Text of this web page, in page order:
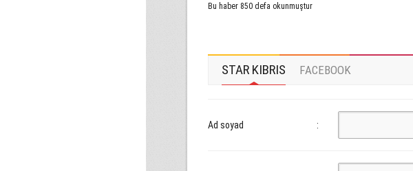
Bu haber 850 defa okunmuştur
STAR KIBRIS FACEBOOK
Ad soyad :